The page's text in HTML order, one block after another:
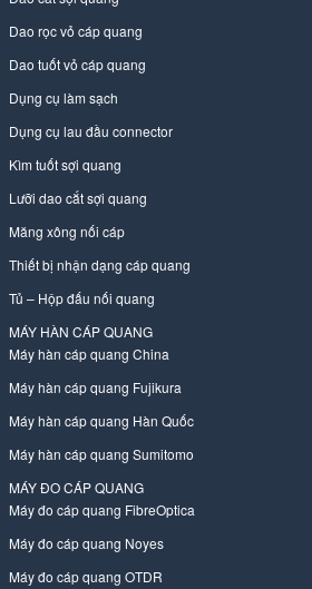
Dao rọc vỏ cáp quang
Dao tuốt vỏ cáp quang
Dụng cụ làm sạch
Dụng cụ lau đầu connector
Kìm tuốt sợi quang
Lưỡi dao cắt sợi quang
Măng xông nối cáp
Thiết bị nhận dạng cáp quang
Tủ – Hộp đấu nối quang
MÁY HÀN CÁP QUANG
Máy hàn cáp quang China
Máy hàn cáp quang Fujikura
Máy hàn cáp quang Hàn Quốc
Máy hàn cáp quang Sumitomo
MÁY ĐO CÁP QUANG
Máy đo cáp quang FibreOptica
Máy đo cáp quang Noyes
Máy đo cáp quang OTDR